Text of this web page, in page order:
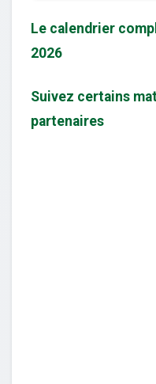
Le calendrier
2026
Suivez certains
partenaires